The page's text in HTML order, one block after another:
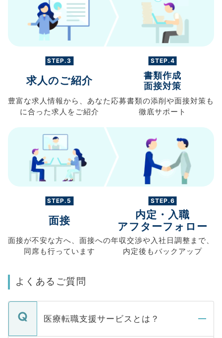
STEP.3
求人のご紹介
豊富な求人情報から、 あなた
に合った求人を ご紹介
STEP.4
書類作成
面接対策
応募書類の添削や面接対策も
徹底サポート
STEP.5
面接
面接が不安な方へ、 面接への
同席も行っています
STEP.6
内定・入職
アフターフォロー
年収交渉や入社日調整まで、
内定後もバックアップ
よくあるご質問
医療転職支援サービスとは？